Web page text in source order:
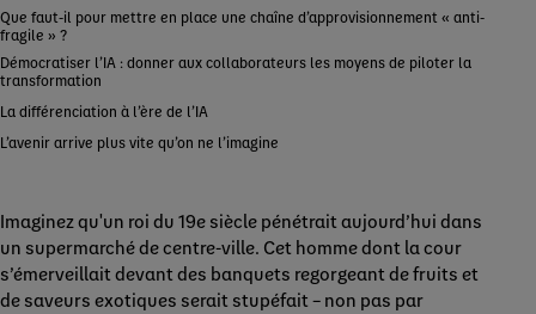
Que faut-il pour mettre en place une chaîne d’approvisionnement « anti-
fragile » ?
Démocratiser l’IA : donner aux collaborateurs les moyens de piloter la
transformation
La différenciation à l’ère de l’IA
L’avenir arrive plus vite qu’on ne l’imagine
Imaginez qu'un roi du 19e siècle pénétrait aujourd’hui dans
un supermarché de centre-ville. Cet homme dont la cour
s’émerveillait devant des banquets regorgeant de fruits et
de saveurs exotiques serait stupéfait – non pas par